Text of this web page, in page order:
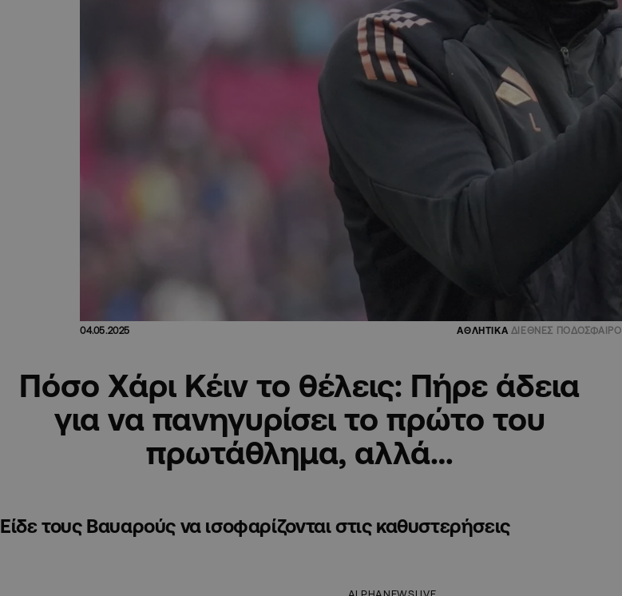
04.05.2025 ΑΘΛΗΤΙΚΑ ΔΙΕΘΝΕΣ ΠΟΔΟΣΦΑΙΡΟ
Πόσο Χάρι Κέιν το θέλεις: Πήρε άδεια
για να πανηγυρίσει το πρώτο του
πρωτάθλημα, αλλά…
Είδε τους Βαυαρούς να ισοφαρίζονται στις καθυστερήσεις
ALPHANEWSLIVE